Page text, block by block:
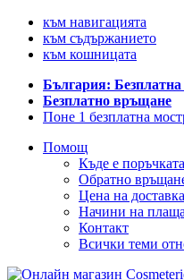
към навигацията
към съдържанието
към кошницата
България: Безплатна
Безплатно връщане
Поне 1 безплатна
Помощ
Къде е
Обратно
Цена на доставка
Начини на
Контакт
Всички теми